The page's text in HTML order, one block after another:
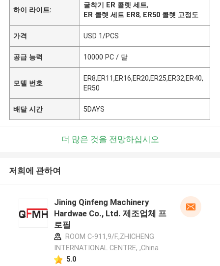
하이 라이트:
굴착기 ER 콜렛 세트,
ER 콜렛 세트 ER8, ER50 콜렛 고정도
가격 USD 1/PCS
공급 능력 10000 PC / 달
모델 번호
ER8,ER11,ER16,ER20,ER25,ER32,ER40,
ER50
배달 시간 5DAYS
더 많은 것을 전망하십시오
저희에 관하여
Jining Qinfeng Machinery
Hardwae Co., Ltd. 제조업체 프
로필
ROOM C-911,9/F.,ZHICHENG
INTERNATIONAL CENTRE, ,China
5.0